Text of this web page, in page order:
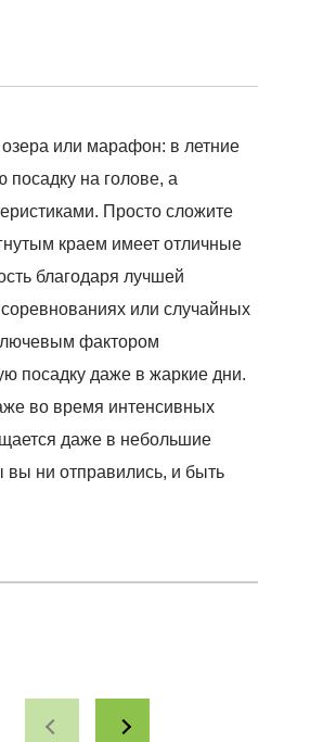
или марафон: в летние
на голове, а
Просто сложите
краем имеет отличные
благодаря лучшей
или случайных
фактором
посадку даже в жаркие дни.
во время интенсивных
даже в небольшие
вы ни отправились, и быть